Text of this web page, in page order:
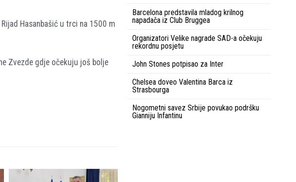
Hasanbašić u trci na 1500 m
Zvezde gdje očekuju još bolje
Barcelona predstavila mladog krilnog
napadača iz Club Bruggea
Organizatori Velike nagrade SAD-a očekuju
rekordnu posjetu
John Stones potpisao za Inter
Chelsea doveo Valentina Barca iz
Strasbourga
Nogometni savez Srbije povukao podršku
Gianniju Infantinu